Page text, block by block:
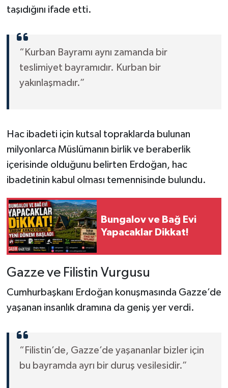
taşıdığını ifade etti.
“Kurban Bayramı aynı zamanda bir
teslimiyet bayramıdır. Kurban bir
yakınlaşmadır.”
Hac ibadeti için kutsal topraklarda bulunan
milyonlarca Müslümanın birlik ve beraberlik
içerisinde olduğunu belirten Erdoğan, hac
ibadetinin kabul olması temennisinde bulundu.
Bungalov ve Bağ Evi
Yapacaklar Dikkat!
Gazze ve Filistin Vurgusu
Cumhurbaşkanı Erdoğan konuşmasında Gazze’de
yaşanan insanlık dramına da geniş yer verdi.
“Filistin’de, Gazze’de yaşananlar bizler için
bu bayramda ayrı bir duruş vesilesidir.”